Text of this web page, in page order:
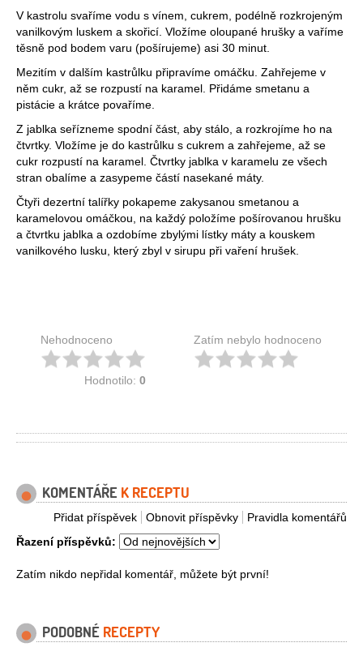
V kastrolu svaříme vodu s vínem, cukrem, podélně rozkrojeným
vanilkovým luskem a skořicí. Vložíme oloupané hrušky a vaříme
těsně pod bodem varu (pošírujeme) asi 30 minut.
Mezitím v dalším kastrůlku připravíme omáčku. Zahřejeme v
něm cukr, až se rozpustí na karamel. Přidáme smetanu a
pistácie a krátce povaříme.
Z jablka seřízneme spodní část, aby stálo, a rozkrojíme ho na
čtvrtky. Vložíme je do kastrůlku s cukrem a zahřejeme, až se
cukr rozpustí na karamel. Čtvrtky jablka v karamelu ze všech
stran obalíme a zasypeme částí nasekané máty.
Čtyři dezertní talířky pokapeme zakysanou smetanou a
karamelovou omáčkou, na každý položíme pošírovanou hrušku
a čtvrtku jablka a ozdobíme zbylými lístky máty a kouskem
vanilkového lusku, který zbyl v sirupu při vaření hrušek.
Nehodnoceno
Hodnotilo: 0
Zatím nebylo hodnoceno
KOMENTÁŘE K RECEPTU
Pravidla komentářů
Obnovit příspěvky
Přidat příspěvek
Řazení příspěvků:
Zatím nikdo nepřidal komentář, můžete být první!
PODOBNÉ RECEPTY